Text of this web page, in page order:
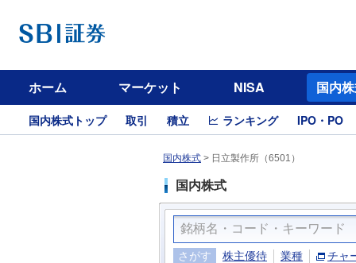
ホーム マーケット NISA 国内
国内株式トップ 取引 積立 ランキング IPO・PO
国内株式 > 日立製作所（6501）
国内株式
さがす 株主優待 業種 チャ